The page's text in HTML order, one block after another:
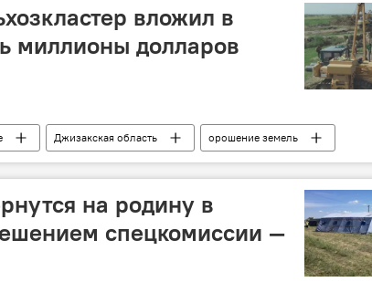
вложил в
миллионы долларов
Джизакская область
орошение земель
на родину в
спецкомиссии —